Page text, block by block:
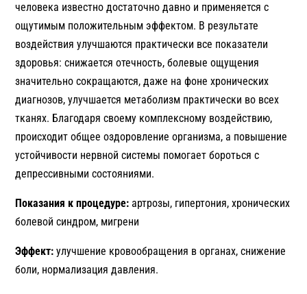
человека известно достаточно давно и применяется с
ощутимым положительным эффектом. В результате
воздействия улучшаются практически все показатели
здоровья: снижается отечность, болевые ощущения
значительно сокращаются, даже на фоне хронических
диагнозов, улучшается метаболизм практически во всех
тканях. Благодаря своему комплексному воздействию,
происходит общее оздоровление организма, а повышение
устойчивости нервной системы помогает бороться с
депрессивными состояниями.
Показания к процедуре: артрозы, гипертония, хронических
болевой синдром, мигрени
Эффект: улучшение кровообращения в органах, снижение
боли, нормализация давления.